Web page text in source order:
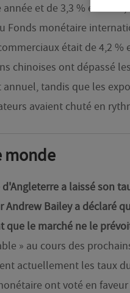
année et de 3,3 % en
Fonds monétaire
était de 4,2 %
chinoises ont dépassé
tandis que les
avaient chuté en
monde
a laissé son
Andrew Bailey a déclaré
que le marché ne le
» au cours des
actuellement les taux
ont voté en